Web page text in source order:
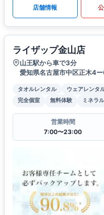
店舗情報
ライザップ金山店
山王駅から車で3分
愛知県名古屋市中区正木4
タオルレンタル ウェアレンタ
完全個室
無料体験 ミネラ
営業時間
7:00〜23:00